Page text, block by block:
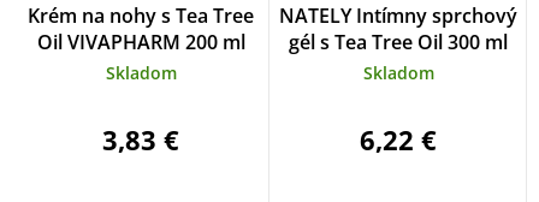
Krém na nohy s Tea Tree
Oil VIVAPHARM 200 ml
Skladom
3,83 €
NATELY Intímny sprchový
gél s Tea Tree Oil 300 ml
Skladom
6,22 €